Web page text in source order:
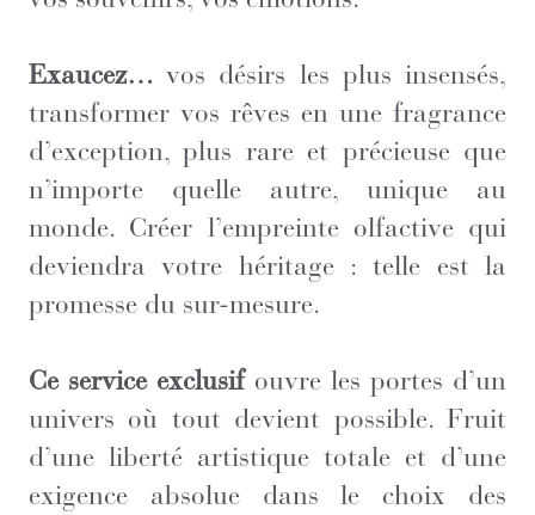
Exaucez…vos désirs les plus insensés,
transformer vos rêves en une fragrance
d’exception, plus rare et précieuse que
n’importe quelle autre, unique au
monde. Créer l’empreinte olfactive qui
deviendra votre héritage : telle est la
promesse du sur-mesure.
Ce service exclusif ouvre les portes d’un
univers où tout devient possible. Fruit
d’une liberté artistique totale et d’une
exigence absolue dans le choix des